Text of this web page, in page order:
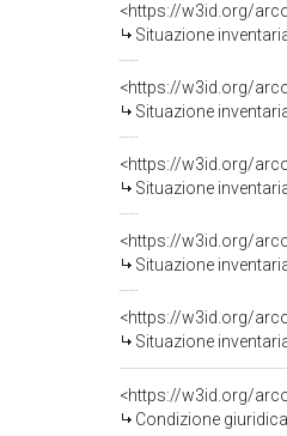
<https://w3id.org/
Situazione
<https://w3id.org/
Situazione
<https://w3id.org/
Situazione
<https://w3id.org/
Situazione
<https://w3id.org/
Situazione
Condizione